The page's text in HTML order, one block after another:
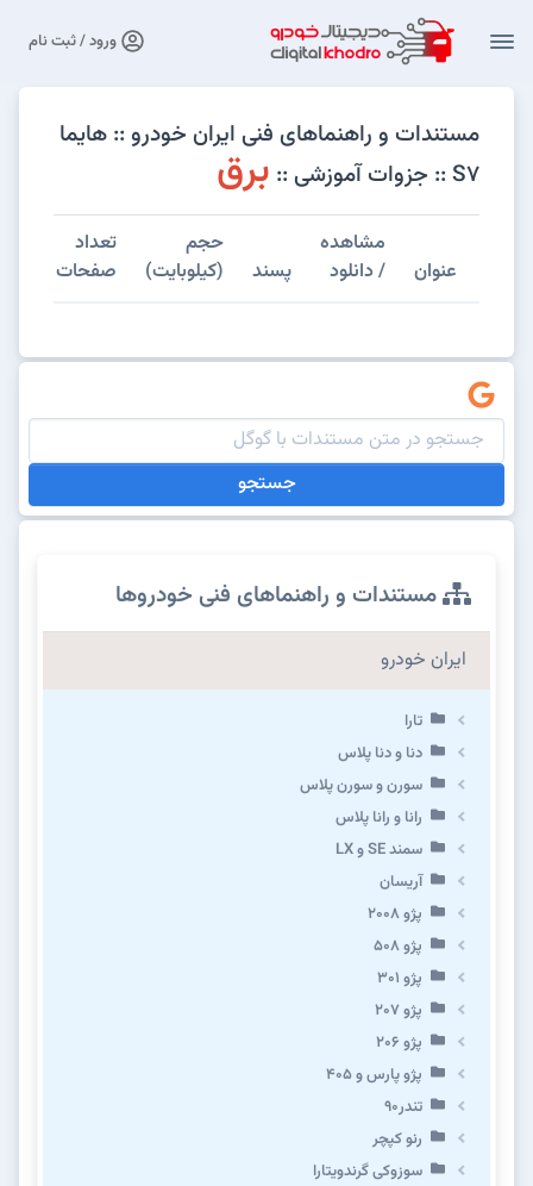
ورود / ثبت نام
مستندات و راهنماهای فنی ایران خودرو :: هایما
S7 :: جزوات آموزشی ::
برق
عنوان
مشاهده
/ دانلود
پسند
حجم
(کیلوبایت)
تعداد
صفحات
جستجو
مستندات و راهنماهای فنی خودروها
ایران خودرو
تارا
دنا و دنا پلاس
سورن و سورن پلاس
رانا و رانا پلاس
سمند SE و LX
آریسان
پژو ۲۰۰۸
پژو ۵۰۸
پژو 301
پژو ۲۰۷
پژو ۲۰۶
پژو پارس و ۴۰۵
تندر۹۰
رنو کپچر
سوزوکی گرندویتارا